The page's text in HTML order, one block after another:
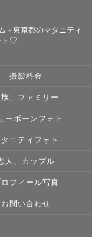
行ってしまう後
さんの様子を見
› 東京都のマタニティ
ト♡
撮影料金
、ファミリー
ーボーンフォト
タニティフォト
人、カップル
ロフィール写真
お問い合わせ